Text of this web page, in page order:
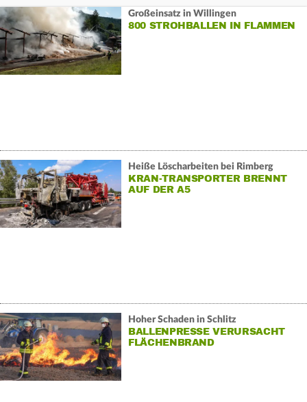
Großeinsatz in Willingen
800 STROHBALLEN IN FLAMMEN
Heiße Löscharbeiten bei Rimberg
KRAN-TRANSPORTER BRENNT
AUF DER A5
Hoher Schaden in Schlitz
BALLENPRESSE VERURSACHT
FLÄCHENBRAND